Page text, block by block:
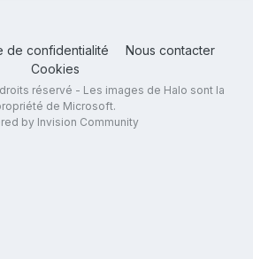
de confidentialité
Nous contacter
Cookies
réservé - Les images de Halo sont la
de Microsoft.
by Invision Community